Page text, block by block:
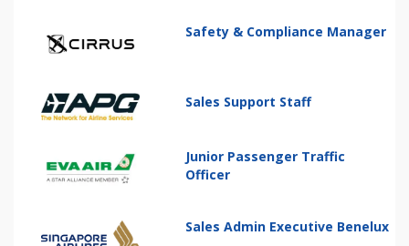
Safety & Compliance Manager
Sales Support Staff
Junior Passenger Traffic
Officer
Sales Admin Executive Benelux